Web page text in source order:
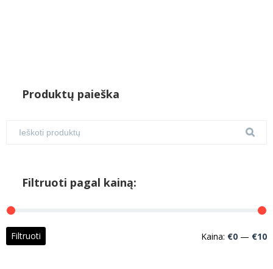
Produktų paieška
Filtruoti pagal kainą:
Filtruoti Kaina: €0 — €10